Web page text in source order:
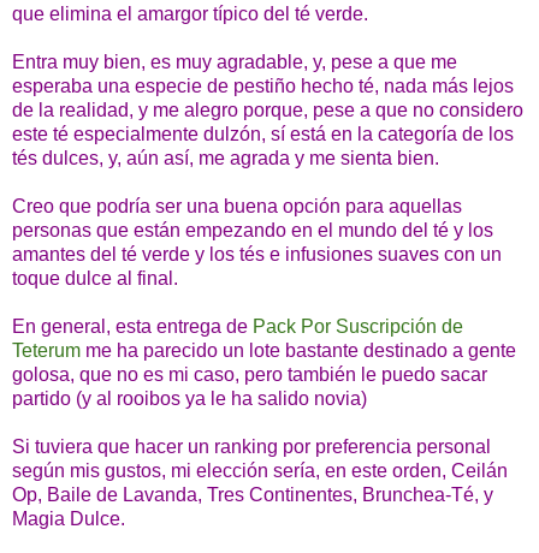
que elimina el amargor típico del té verde.
Entra muy bien, es muy agradable, y, pese a que me
esperaba una especie de pestiño hecho té, nada más lejos
de la realidad, y me alegro porque, pese a que no considero
este té especialmente dulzón, sí está en la categoría de los
tés dulces, y, aún así, me agrada y me sienta bien.
Creo que podría ser una buena opción para aquellas
personas que están empezando en el mundo del té y los
amantes del té verde y los tés e infusiones suaves con un
toque dulce al final.
En general, esta entrega de Pack Por Suscripción de
Teterum me ha parecido un lote bastante destinado a gente
golosa, que no es mi caso, pero también le puedo sacar
partido (y al rooibos ya le ha salido novia)
Si tuviera que hacer un ranking por preferencia personal
según mis gustos, mi elección sería, en este orden, Ceilán
Op, Baile de Lavanda, Tres Continentes, Brunchea-Té, y
Magia Dulce.